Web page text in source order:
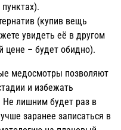
(купив вещь
увидеть её в другом
цене – будет обидно).
медосмотры позволяют
и избежать
Не лишним будет раз в
заранее записаться в